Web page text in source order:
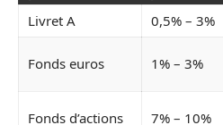
Livret A 0,5% – 3%
Fonds euros 1% – 3%
Fonds d’actions 7% – 10%